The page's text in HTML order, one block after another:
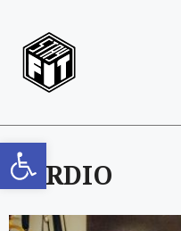
Open toolbar
CARDIO